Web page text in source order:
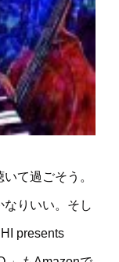
て過ごそう。
りいい。そし
presents